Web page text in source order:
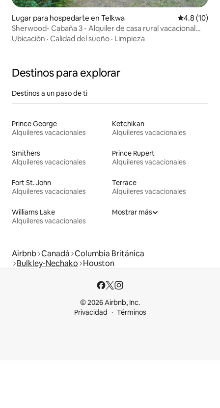
Lugar para hospedarte en Telkwa Calificación
4.8 (10)
Sherwood- Cabaña 3 - Alquiler de casa rural vacacional
rústica
Ubicación · Calidad del sueño · Limpieza
Destinos para explorar
Destinos a un paso de ti
Prince George
Alquileres vacacionales
Ketchikan
Alquileres vacacionales
Smithers
Alquileres vacacionales
Prince Rupert
Alquileres vacacionales
Fort St. John
Alquileres vacacionales
Terrace
Alquileres vacacionales
Williams Lake
Alquileres vacacionales
Mostrar más
Airbnb Canadá Columbia Británica
Bulkley-Nechako Houston
© 2026 Airbnb, Inc.
Privacidad
Términos